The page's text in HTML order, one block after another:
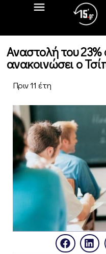
Αναστολή του
ανακοινώσει ο
Πριν 11 έτη